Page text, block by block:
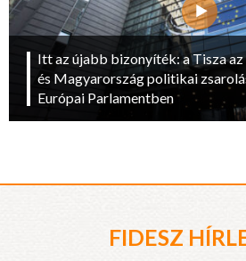
Itt az újabb bizonyíték: a Tisza
és Magyarország politikai
Európai Parlamentben
FIDESZ